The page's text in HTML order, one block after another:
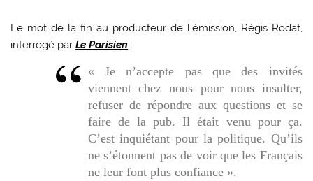
Le mot de la fin au producteur de l’émission, Régis Rodat,
interrogé parLe Parisien :
« Je n’accepte pas que des invités
viennent chez nous pour nous insulter,
refuser de répondre aux questions et se
faire de la pub. Il était venu pour ça.
C’est inquiétant pour la politique. Qu’ils
ne s’étonnent pas de voir que les Français
ne leur font plus confiance ».